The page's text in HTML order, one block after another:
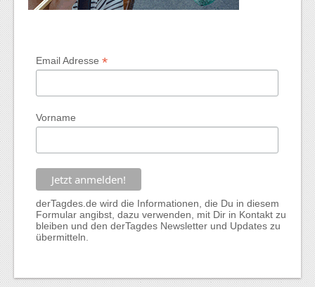
Email Adresse*
Vorname
derTagdes.de wird die Informationen, die Du in diesem
Formular angibst, dazu verwenden, mit Dir in Kontakt zu
bleiben und den derTagdes Newsletter und Updates zu
übermitteln.